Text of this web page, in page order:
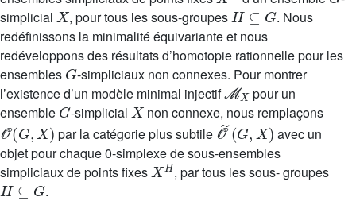
simplicial
X
, pour tous les sous-groupes
H⊆G
. Nous
redéfinissons la minimalité équivariante et nous
redéveloppons des résultats d’homotopie rationnelle pour les
ensembles
G
-simpliciaux non connexes. Pour montrer
l’existence d’un modèle minimal injectif
ℳX
pour un
ensemble
G
-simplicial
X
non connexe, nous remplaçons
𝒪(G,X)
par la catégorie plus subtile
𝒪˜(G,X)
avec un
objet pour chaque 0-simplexe de sous-ensembles
simpliciaux de points fixes
XH
, par tous les sous- groupes
H⊆G
.